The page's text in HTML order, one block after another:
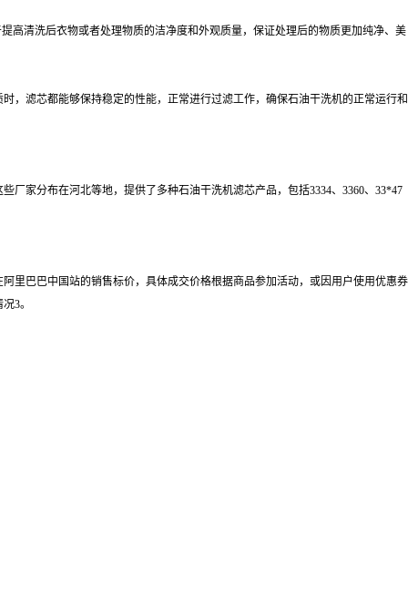
高清洗后衣物或者处理物质的洁净度和外观质量，保证处理后的物质更加纯净、美
，滤芯都能够保持稳定的性能，正常进行过滤工作，确保石油干洗机的正常运行和
家分布在河北等地，提供了多种石油干洗机滤芯产品，包括3334、3360、33*47
里巴巴中国站的销售标价，具体成交价格根据商品参加活动，或因用户使用优惠券
3。